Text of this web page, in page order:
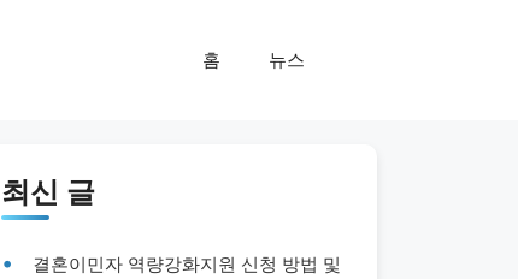
홈 뉴스
최신 글
결혼이민자 역량강화지원 신청 방법 및